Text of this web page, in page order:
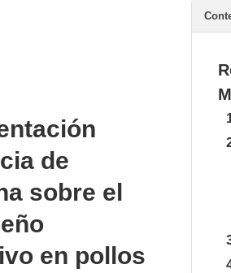
de
sobre el
en pollos